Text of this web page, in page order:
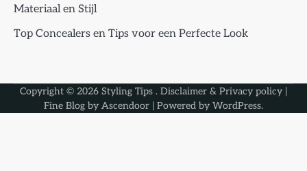
Materiaal en Stijl
Top Concealers en Tips voor een Perfecte Look
Copyright © 2026 Styling Tips . Disclaimer & Privacy policy |
Fine Blog by Ascendoor | Powered by WordPress.